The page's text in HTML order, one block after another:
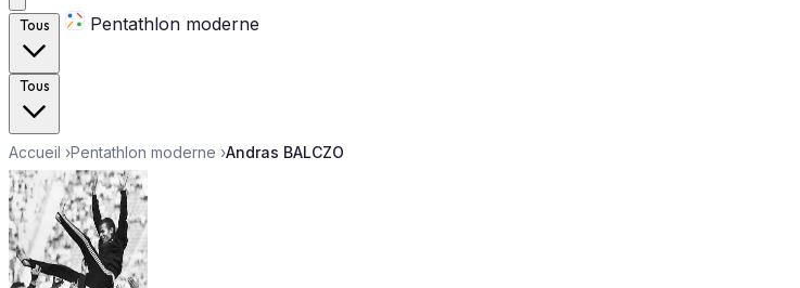
Tous Pentathlon moderne
Tous
Accueil ›Pentathlon moderne ›Andras BALCZO